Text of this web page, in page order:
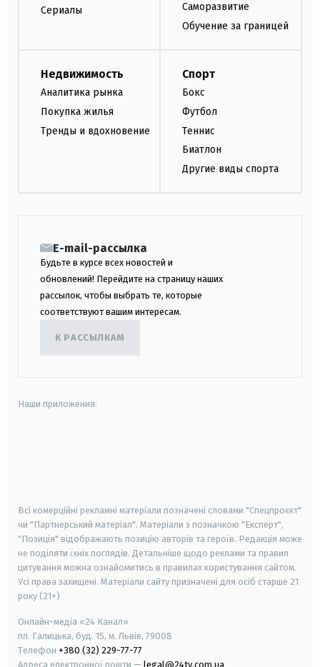
Сериалы
Саморазвитие
Обучение за границей
Недвижимость
Аналитика рынка
Покупка жилья
Тренды и вдохновение
Спорт
Бокс
Футбол
Теннис
Биатлон
Другие виды спорта
E-mail-рассылка
Будьте в курсе всех новостей и
обновлений! Перейдите на страницу наших
рассылок, чтобы выбрать те, которые
соответствуют вашим интересам.
К РАССЫЛКАМ
Наши приложения:
Всі комерційні рекламні матеріали позначені словами "Спецпроєкт"
чи "Партнерський матеріал". Матеріали з позначкою "Експерт",
"Позиція" відображають позицію авторів та героїв. Редакція може
не поділяти їхніх поглядів. Детальніше щодо реклами та правил
цитування можна ознайомитись в правилах користування сайтом.
Усі права захищені. Матеріали сайту призначені для осіб старше 21
року (21+)
Онлайн-медіа «24 Канал»
пл. Галицька, буд. 15, м. Львів, 79008
Телефон +380 (32) 229-77-77
Адреса електронної пошти — legal@24tv.com.ua